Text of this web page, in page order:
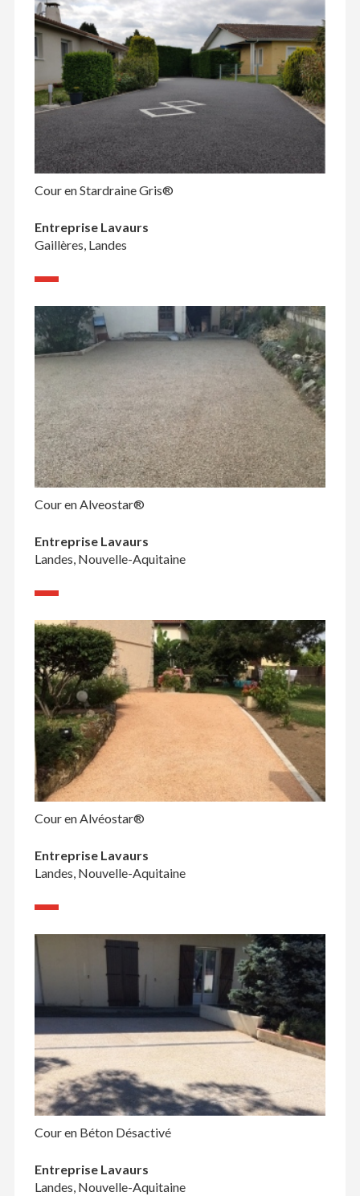
Cour en Stardraine Gris®
Entreprise Lavaurs
Gaillères, Landes
Cour en Alveostar®
Entreprise Lavaurs
Landes, Nouvelle-Aquitaine
Cour en Alvéostar®
Entreprise Lavaurs
Landes, Nouvelle-Aquitaine
Cour en Béton Désactivé
Entreprise Lavaurs
Landes, Nouvelle-Aquitaine